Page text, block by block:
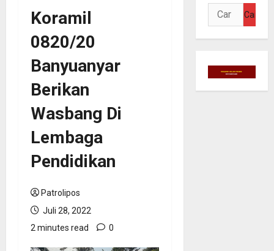
Koramil
0820/20
Banyuanyar
Berikan
Wasbang Di
Lembaga
Pendidikan
Patrolipos
Juli 28, 2022
2 minutes read
0
Cari
untuk: